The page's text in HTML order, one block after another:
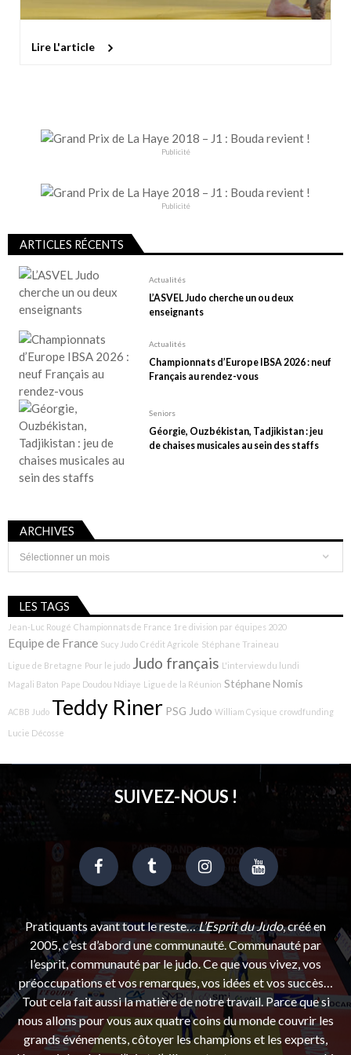
Lire L'article
Publicité
Publicité
ARTICLES RÉCENTS
Actualités
L’ASVEL Judo cherche un ou deux
enseignants
Actualités
Championnats d’Europe IBSA 2026 : neuf
Français au rendez-vous
Seniors
Géorgie, Ouzbékistan, Tadjikistan : jeu
de chaises musicales au sein des staffs
ARCHIVES
Archives
LES TAGS
Jean-Luc Rougé Championnats de France 1re division par équipes 2020
Equipe de France Sucy Judo Crédit Agricole Stéphane Traineau
Ligue de Bretagne Pour le judo Judo français L'interview du lundi
Magali Baton Pape Doudou Ndiaye Ligue de la Réunion Stéphane Nomis
ACBB Judo Teddy Riner PSG Judo William Cysique crowdfunding
Lucie Décosse
SUIVEZ-NOUS !
Pratiquants avant tout le reste…L’Esprit du Judo, créé en
2005, c’est d’abord une communauté. Communauté par
l’esprit, communauté par le judo. Ce que vous vivez, vos
préoccupations et vos remarques, vos idées et vos succès…
Tout cela fait aussi la matière de notre travail. Parce que si
nous allons pour vous aux quatre coins du monde couvrir les
grands événements, côtoyer les champions et les experts,